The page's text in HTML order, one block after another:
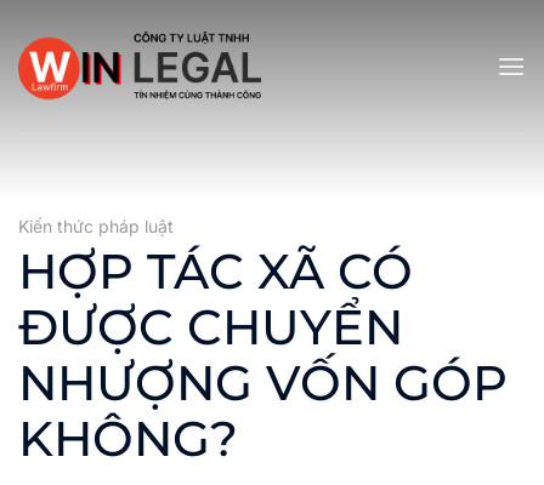
qua
nội
dung
Kiến thức pháp luật
HỢP TÁC XÃ CÓ
ĐƯỢC CHUYỂN
NHƯỢNG VỐN GÓP
KHÔNG?